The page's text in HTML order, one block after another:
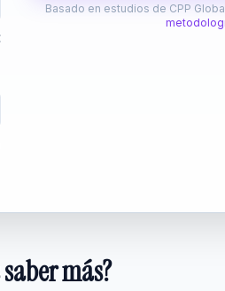
Basado en estudios de CPP
más?